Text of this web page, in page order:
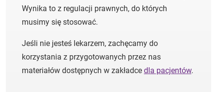
Wynika to z regulacji prawnych, do których
musimy się stosować.
Jeśli nie jesteś lekarzem, zachęcamy do
korzystania z przygotowanych przez nas
materiałów dostępnych w zakładce dla pacjentów.